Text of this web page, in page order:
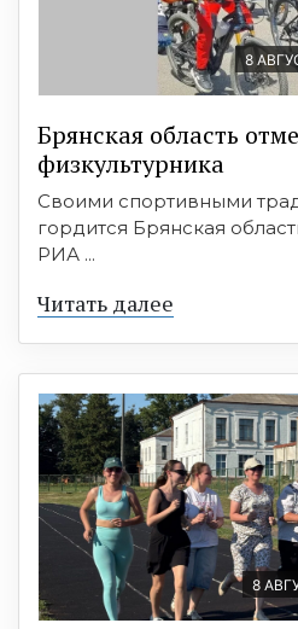
8
Брянская область
физкультурника
Своими спортивными
гордится Брянская
РИА ...
Читать далее
8